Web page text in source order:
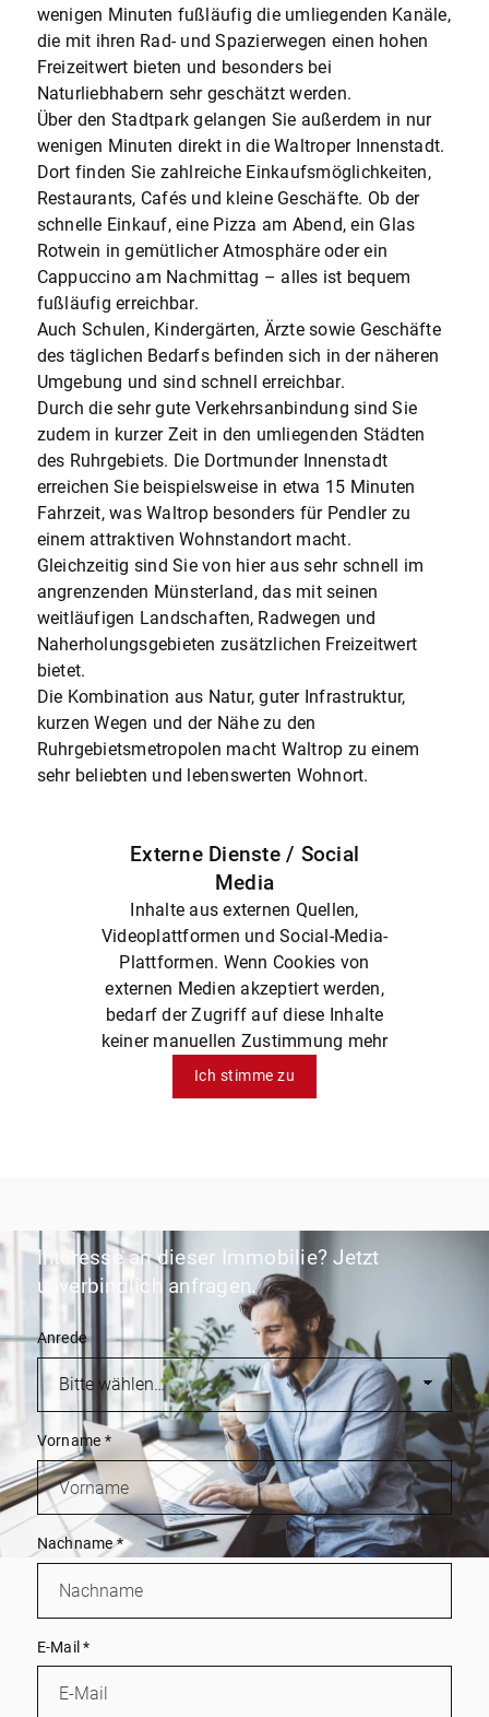
wenigen Minuten fußläufig die umliegenden Kanäle,
die mit ihren Rad- und Spazierwegen einen hohen
Freizeitwert bieten und besonders bei
Naturliebhabern sehr geschätzt werden.
Über den Stadtpark gelangen Sie außerdem in nur
wenigen Minuten direkt in die Waltroper Innenstadt.
Dort finden Sie zahlreiche Einkaufsmöglichkeiten,
Restaurants, Cafés und kleine Geschäfte. Ob der
schnelle Einkauf, eine Pizza am Abend, ein Glas
Rotwein in gemütlicher Atmosphäre oder ein
Cappuccino am Nachmittag – alles ist bequem
fußläufig erreichbar.
Auch Schulen, Kindergärten, Ärzte sowie Geschäfte
des täglichen Bedarfs befinden sich in der näheren
Umgebung und sind schnell erreichbar.
Durch die sehr gute Verkehrsanbindung sind Sie
zudem in kurzer Zeit in den umliegenden Städten
des Ruhrgebiets. Die Dortmunder Innenstadt
erreichen Sie beispielsweise in etwa 15 Minuten
Fahrzeit, was Waltrop besonders für Pendler zu
einem attraktiven Wohnstandort macht.
Gleichzeitig sind Sie von hier aus sehr schnell im
angrenzenden Münsterland, das mit seinen
weitläufigen Landschaften, Radwegen und
Naherholungsgebieten zusätzlichen Freizeitwert
bietet.
Die Kombination aus Natur, guter Infrastruktur,
kurzen Wegen und der Nähe zu den
Ruhrgebietsmetropolen macht Waltrop zu einem
sehr beliebten und lebenswerten Wohnort.
Externe Dienste / Social
Media
Inhalte aus externen Quellen,
Videoplattformen und Social-Media-
Plattformen. Wenn Cookies von
externen Medien akzeptiert werden,
bedarf der Zugriff auf diese Inhalte
keiner manuellen Zustimmung mehr
Ich stimme zu
Interesse an dieser Immobilie? Jetzt
unverbindlich anfragen.
Anrede
Vorname *
Nachname*
E-Mail*